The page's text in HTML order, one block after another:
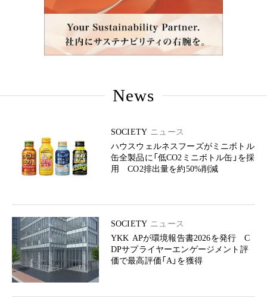
News
SOCIETY ニュース
ハウスウェルネスフーズがミニボトル
缶全製品に「低CO2ミニボトル缶」を採
用 CO2排出量を約50%削減
SOCIETY ニュース
YKK APが環境報告書2026を発行 C
DPサプライヤーエンゲージメント評
価で最高評価「A」を獲得